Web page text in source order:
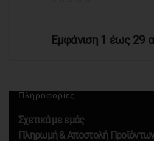
Εμφάνιση 1 έως 29
Πληροφορίες
Σχετικά με εμάς
Πληρωμή & Αποστολή